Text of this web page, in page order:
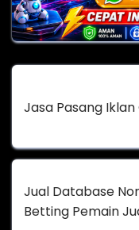
Jasa Pasang
Jual Database
Betting Pemain